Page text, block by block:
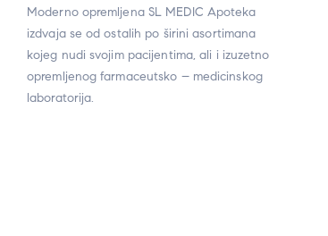
Moderno opremljena SL MEDIC Apoteka
izdvaja se od ostalih po širini asortimana
kojeg nudi svojim pacijentima, ali i izuzetno
opremljenog farmaceutsko – medicinskog
laboratorija.